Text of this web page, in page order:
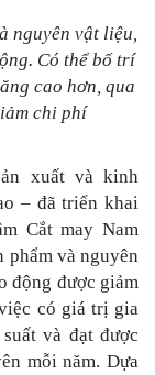
nguyên vật liệu,
Có thể bố trí
cao hơn, qua
chi phí
xuất và kinh
– đã triển khai
Cắt may Nam
phẩm và nguyên
động được giảm
có giá trị gia
và đạt được
mỗi năm. Dựa